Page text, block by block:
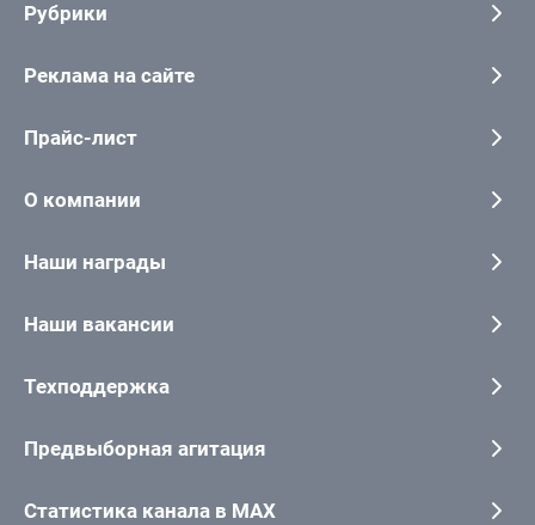
Рубрики
Реклама на сайте
Прайс-лист
О компании
Наши награды
Наши вакансии
Техподдержка
Предвыборная агитация
Статистика канала в MAX